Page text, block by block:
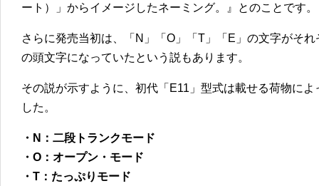
ート）」からイメージしたネーミング。』とのことです。
さらに発売当初は、「N」「O」「T」「E」の文字がそ
の頭文字になっていたという説もあります。
その説が示すように、初代「E11」型式は載せる荷物に
した。
・N：二段トランクモード
・O：オープン・モード
・T：たっぷりモード